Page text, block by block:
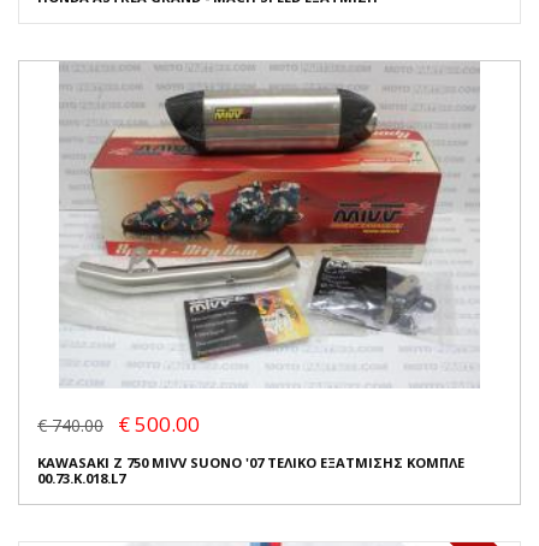
€ 740.00 € 500.00
KAWASAKI Z 750 MIVV SUONO '07 ΤΕΛΙΚΟ ΕΞΑΤΜΙΣΗΣ ΚΟΜΠΛΕ
00.73.K.018.L7